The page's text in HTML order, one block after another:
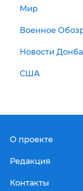
Мир
Военное
Новости
США
О проекте
Редакция
Контакты